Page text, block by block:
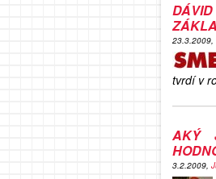
23.3.2009,
tvrdí v
AKÝ
3.2.2009,